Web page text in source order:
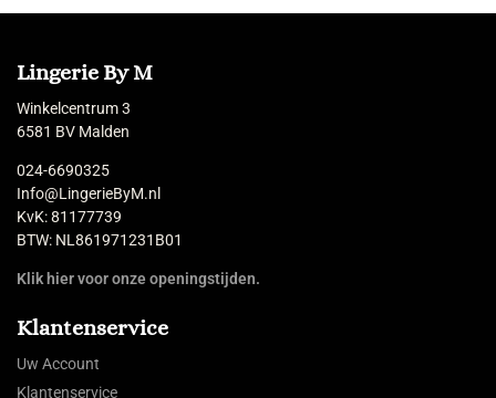
Lingerie By M
Winkelcentrum 3
6581 BV Malden
024-6690325
Info@LingerieByM.nl
KvK: 81177739
BTW: NL861971231B01
Klik hier voor onze openingstijden.
Klantenservice
Uw Account
Klantenservice